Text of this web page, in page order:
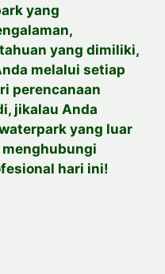
yang
yang dimiliki,
melalui setiap
perencanaan
jikalau Anda
yang luar
hari ini!